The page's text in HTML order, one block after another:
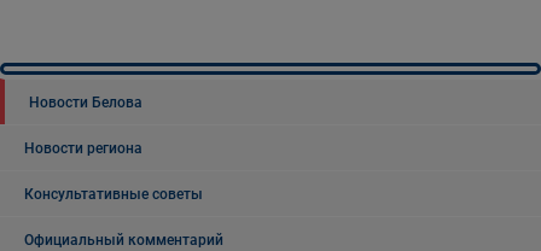
Новости Белова
Новости региона
Консультативные советы
Официальный комментарий